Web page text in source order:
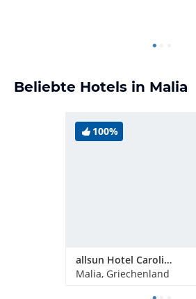
Beliebte Hotels in Malia
100%
allsun Hotel Carolina Sun Beach
Malia, Griechenland